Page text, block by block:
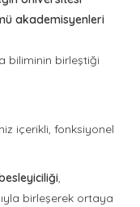
akademisyenleri
biliminin birleştiği
içerikli, fonksiyonel
,
birleşerek ortaya